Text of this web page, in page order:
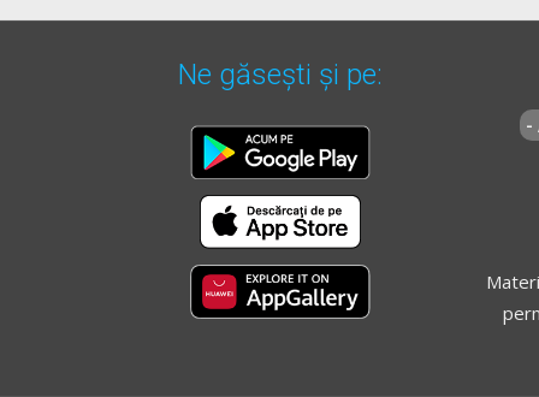
Ne găsești și pe:
-